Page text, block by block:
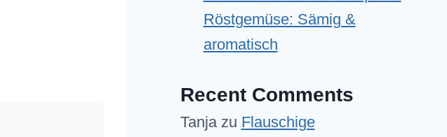
Röstgemüse: Sämig &
aromatisch
Recent Comments
Tanjazu Flauschige